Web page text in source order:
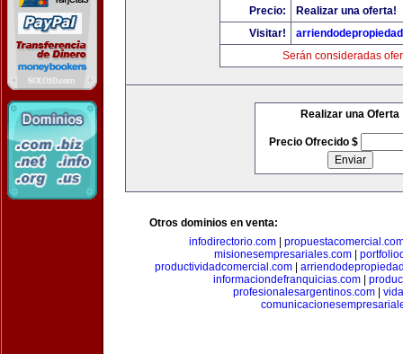
Precio:
Realizar una oferta!
Visitar!
Serán consideradas
Realizar una Oferta
Precio Ofrecido $
Otros dominios en venta:
infodirectorio.com
misionesempresariales.com
productividadcomercial.com
informaciondefranquicias.com
profesionalesargentinos.com|